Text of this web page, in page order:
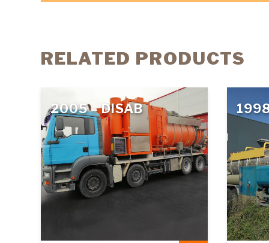
RELATED PRODUCTS
2005 – DISAB